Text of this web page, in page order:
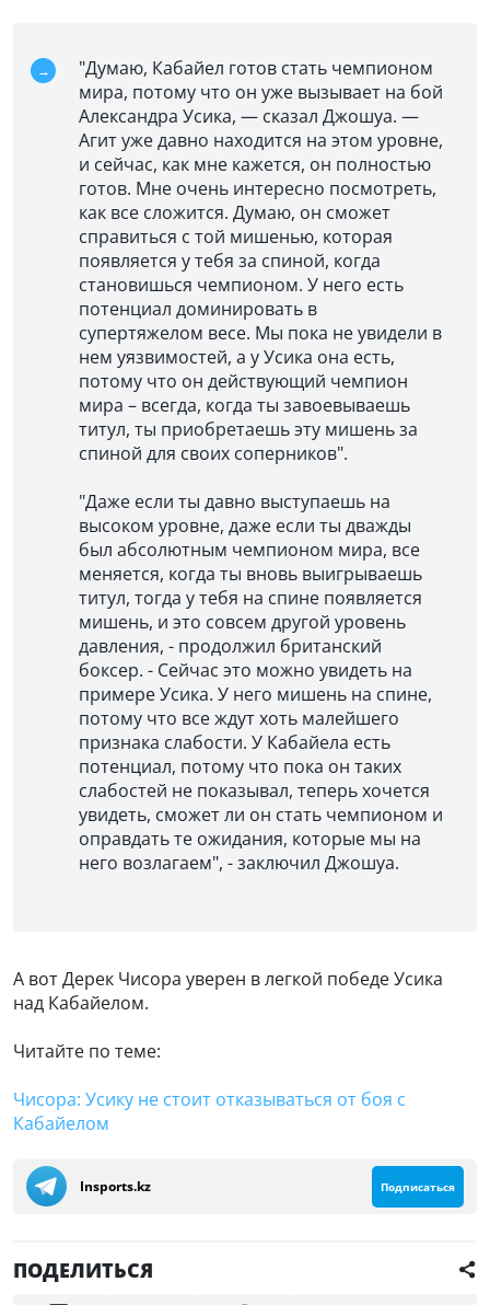
"Думаю, Кабайел готов стать чемпионом
мира, потому что он уже вызывает на бой
Александра Усика, — сказал Джошуа. —
Агит уже давно находится на этом уровне,
и сейчас, как мне кажется, он полностью
готов. Мне очень интересно посмотреть,
как все сложится. Думаю, он сможет
справиться с той мишенью, которая
появляется у тебя за спиной, когда
становишься чемпионом. У него есть
потенциал доминировать в
супертяжелом весе. Мы пока не увидели в
нем уязвимостей, а у Усика она есть,
потому что он действующий чемпион
мира – всегда, когда ты завоевываешь
титул, ты приобретаешь эту мишень за
спиной для своих соперников".
"Даже если ты давно выступаешь на
высоком уровне, даже если ты дважды
был абсолютным чемпионом мира, все
меняется, когда ты вновь выигрываешь
титул, тогда у тебя на спине появляется
мишень, и это совсем другой уровень
давления, - продолжил британский
боксер. - Сейчас это можно увидеть на
примере Усика. У него мишень на спине,
потому что все ждут хоть малейшего
признака слабости. У Кабайела есть
потенциал, потому что пока он таких
слабостей не показывал, теперь хочется
увидеть, сможет ли он стать чемпионом и
оправдать те ожидания, которые мы на
него возлагаем", - заключил Джошуа.
А вот Дерек Чисора уверен в легкой победе Усика
над Кабайелом.
Читайте по теме:
Чисора: Усику не стоит отказываться от боя с
Кабайелом
Insports.kz Подписаться
ПОДЕЛИТЬСЯ